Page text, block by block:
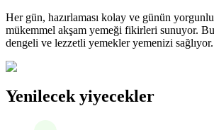
Her gün, hazırlaması kolay ve günün
mükemmel akşam yemeği fikirleri sunuyor.
dengeli ve lezzetli yemekler yemenizi sağlıyor.
Yenilecek yiyecekler